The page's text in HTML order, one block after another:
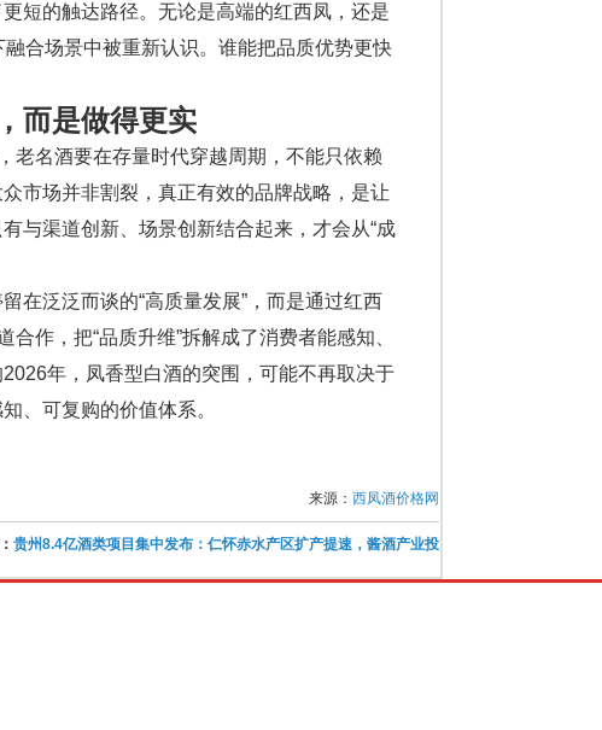
短的触达路径。无论是高端的红西凤，还是
合场景中被重新认识。谁能把品质优势更快
而是做得更实
老名酒要在存量时代穿越周期，不能只依赖
市场并非割裂，真正有效的品牌战略，是让
与渠道创新、场景创新结合起来，才会从“成
在泛泛而谈的“高质量发展”，而是通过红西
作，把“品质升维”拆解成了消费者能感知、
年，凤香型白酒的突围，可能不再取决于
、可复购的价值体系。
来源： 西凤酒价格网
贵州8.4亿酒类项目集中发布：仁怀赤水产区扩产提速，酱酒产业投